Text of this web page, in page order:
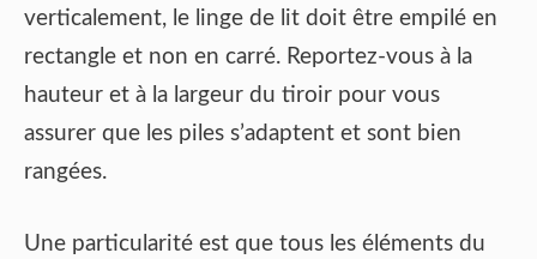
verticalement, le linge de lit doit être empilé en
rectangle et non en carré. Reportez-vous à la
hauteur et à la largeur du tiroir pour vous
assurer que les piles s’adaptent et sont bien
rangées.
Une particularité est que tous les éléments du